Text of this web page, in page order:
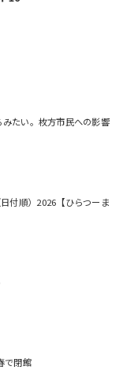
たい。枚方市民への影響
付順）2026【ひらつーま
で閉館